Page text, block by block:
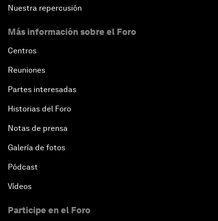
Nuestra repercusión
Más información sobre el Foro
Centros
Reuniones
Partes interesadas
Historias del Foro
Notas de prensa
Galería de fotos
Pódcast
Vídeos
Participe en el Foro